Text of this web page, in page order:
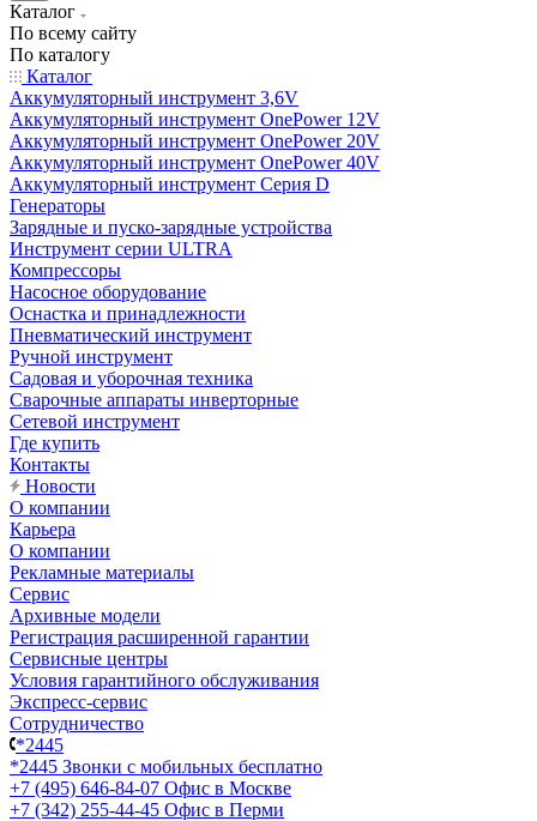
Каталог
По всему сайту
По каталогу
Каталог
Аккумуляторный инструмент 3,6V
Аккумуляторный инструмент OnePower 12V
Аккумуляторный инструмент OnePower 20V
Аккумуляторный инструмент OnePower 40V
Аккумуляторный инструмент Серия D
Генераторы
Зарядные и пуско-зарядные устройства
Инструмент серии ULTRA
Компрессоры
Насосное оборудование
Оснастка и принадлежности
Пневматический инструмент
Ручной инструмент
Садовая и уборочная техника
Сварочные аппараты инверторные
Сетевой инструмент
Где купить
Контакты
Новости
О компании
Карьера
О компании
Рекламные материалы
Сервис
Архивные модели
Регистрация расширенной гарантии
Сервисные центры
Условия гарантийного обслуживания
Экспресс-сервис
Сотрудничество
*2445
*2445 Звонки с мобильных бесплатно
+7 (495) 646-84-07 Офис в Москве
+7 (342) 255-44-45 Офис в Перми